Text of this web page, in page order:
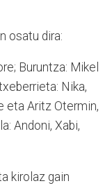
osatu dira:
Buruntza: Mikel
Nika,
eta Aritz Otermin,
Andoni, Xabi,
kirolaz gain